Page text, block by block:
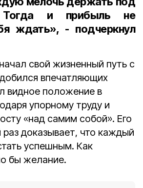
Тогда и прибыль не
ждать», - подчеркнул
свой жизненный путь с
добился впечатляющих
видное положение в
упорному труду и
«над самим собой». Его
доказывает, что каждый
успешным. Как
бы желание.